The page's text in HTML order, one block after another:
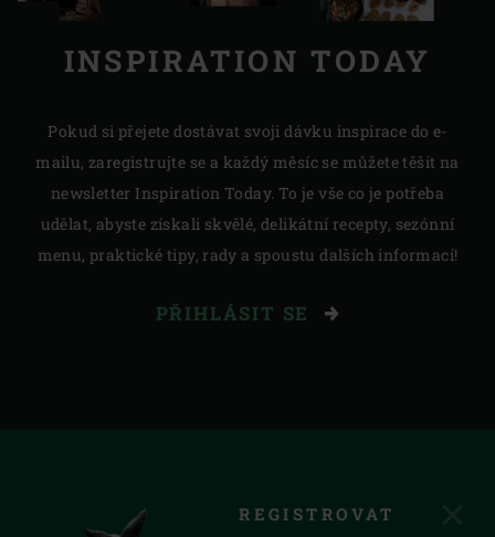
INSPIRATION TODAY
Pokud si přejete dostávat svoji dávku inspirace do e-
mailu, zaregistrujte se a každý měsíc se můžete těšit na
newsletter Inspiration Today. To je vše co je potřeba
udělat, abyste získali skvělé, delikátní recepty, sezónní
menu, praktické tipy, rady a spoustu dalších informací!
PŘIHLÁSIT SE
REGISTROVAT